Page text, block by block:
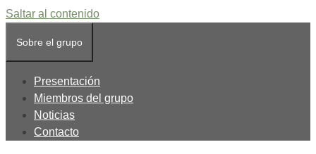
Saltar al contenido
Sobre el grupo
Presentación
Miembros del grupo
Noticias
Contacto